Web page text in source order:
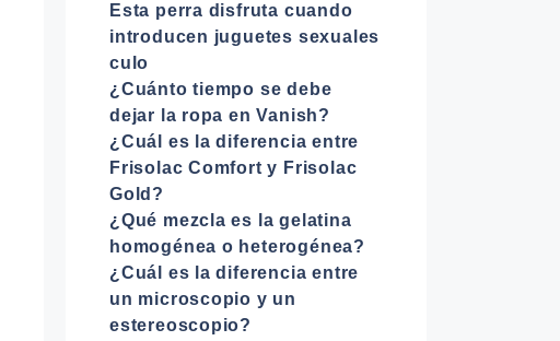
Esta perra disfruta cuando
introducen juguetes sexuales
culo
¿Cuánto tiempo se debe
dejar la ropa en Vanish?
¿Cuál es la diferencia entre
Frisolac Comfort y Frisolac
Gold?
¿Qué mezcla es la gelatina
homogénea o heterogénea?
¿Cuál es la diferencia entre
un microscopio y un
estereoscopio?